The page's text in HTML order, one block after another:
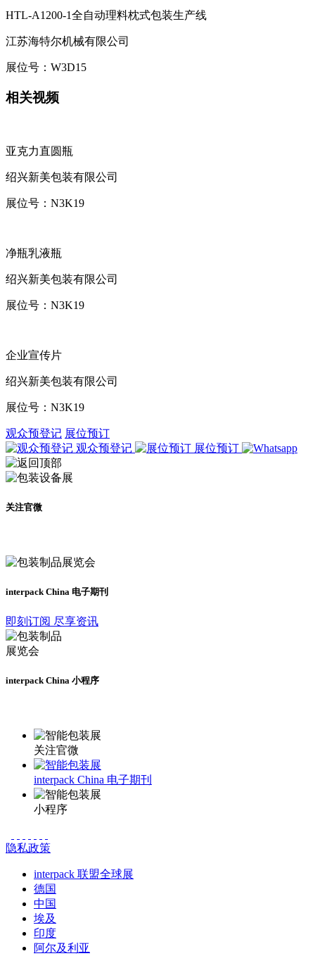
HTL-A1200-1全自动理料枕式包装生产线
江苏海特尔机械有限公司
展位号： W3D15
相关视频
亚克力直圆瓶
绍兴新美包装有限公司
展位号： N3K19
净瓶乳液瓶
绍兴新美包装有限公司
展位号： N3K19
企业宣传片
绍兴新美包装有限公司
展位号： N3K19
观众预登记 展位预订
观众预登记
展位预订
关注官微
interpack China 电子期刊
即刻订阅 尽享资讯
interpack China 小程序
关注官微
interpack China 电子期刊
小程序
隐私政策
interpack 联盟全球展
德国
中国
埃及
印度
阿尔及利亚